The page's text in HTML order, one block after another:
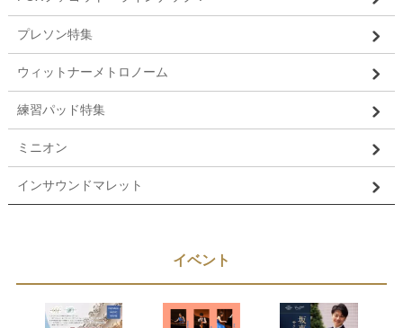
プレソン特集
ウィットナーメトロノーム
練習パッド特集
ミニオン
インサウンドマレット
イベント